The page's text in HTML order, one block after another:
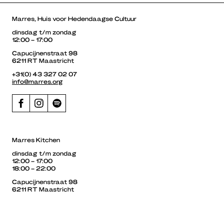
Marres, Huis voor Hedendaagse Cultuur
dinsdag t/m zondag
12:00 – 17:00
Capucijnenstraat 98
6211 RT Maastricht
+31(0) 43 327 02 07
info@marres.org
Marres Kitchen
dinsdag t/m zondag
12:00 – 17:00
18:00 – 22:00
Capucijnenstraat 98
6211 RT Maastricht